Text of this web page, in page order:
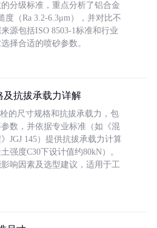
分级标准，重点分析了铝合金
度（Ra 3.2-6.3μm），并对比不
源包括ISO 8503-1标准和行业
择合适的喷砂参数。
及抗拔承载力详解
的尺寸规格和抗拔承载力，包
数，并依据专业标准（如《混
JGJ 145）提供抗拔承载力计算
强度C30下设计值约80kN）。
响因素及选型建议，适用于工